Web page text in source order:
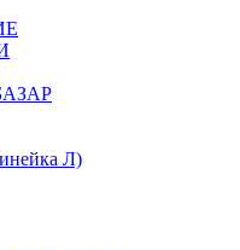
Л)